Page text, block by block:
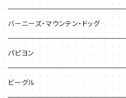
ケース
バッグ
雑貨
Tシャツ
バッグ
バーニーズ・マウンテン・ドッグ
Tシャツ
バッグ
パピヨン
ケース
ビーグル